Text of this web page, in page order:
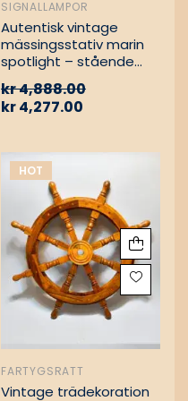
SIGNALLAMPOR
Autentisk vintage
mässingsstativ marin
spotlight – stående
kr4,888.00
kr4,277.00
HOT
FARTYGSRATT
Vintage trädekoration